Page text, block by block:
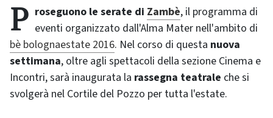
Proseguono le serate di Zambè, il programma di
eventi organizzato dall'Alma Mater nell'ambito di
bè bolognaestate 2016. Nel corso di questa nuova
settimana, oltre agli spettacoli della sezione Cinema e
Incontri, sarà inaugurata la rassegna teatrale che si
svolgerà nel Cortile del Pozzo per tutta l'estate.